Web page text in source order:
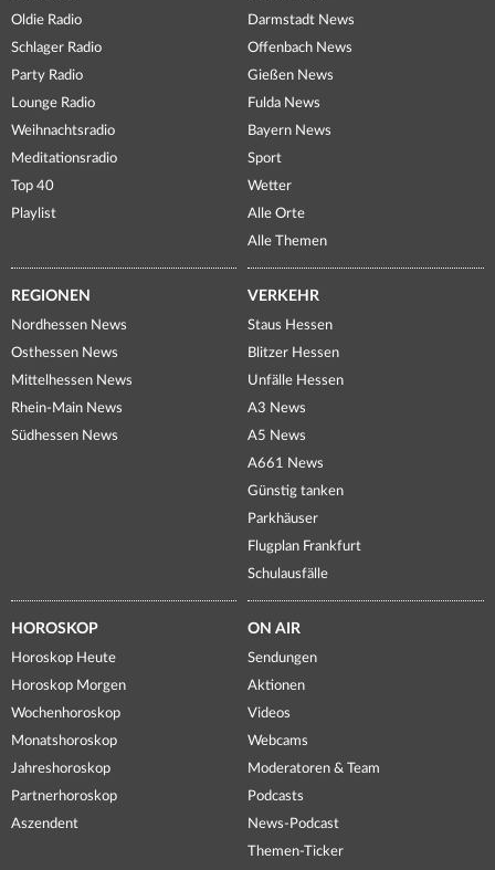
Oldie Radio
Schlager Radio
Party Radio
Lounge Radio
Weihnachtsradio
Meditationsradio
Top 40
Playlist
Darmstadt News
Offenbach News
Gießen News
Fulda News
Bayern News
Sport
Wetter
Alle Orte
Alle Themen
REGIONEN
Nordhessen News
Osthessen News
Mittelhessen News
Rhein-Main News
Südhessen News
VERKEHR
Staus Hessen
Blitzer Hessen
Unfälle Hessen
A3 News
A5 News
A661 News
Günstig tanken
Parkhäuser
Flugplan Frankfurt
Schulausfälle
HOROSKOP
Horoskop Heute
Horoskop Morgen
Wochenhoroskop
Monatshoroskop
Jahreshoroskop
Partnerhoroskop
Aszendent
ON AIR
Sendungen
Aktionen
Videos
Webcams
Moderatoren & Team
Podcasts
News-Podcast
Themen-Ticker